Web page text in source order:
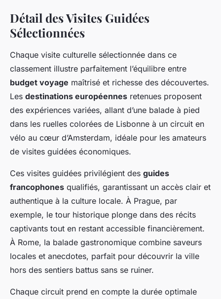
Détail des Visites Guidées
Sélectionnées
Chaque visite culturelle sélectionnée dans ce
classement illustre parfaitement l’équilibre entre
budget voyage maîtrisé et richesse des découvertes.
Les destinations européennes retenues proposent
des expériences variées, allant d’une balade à pied
dans les ruelles colorées de Lisbonne à un circuit en
vélo au cœur d’Amsterdam, idéale pour les amateurs
de visites guidées économiques.
Ces visites guidées privilégient des guides
francophones qualifiés, garantissant un accès clair et
authentique à la culture locale. À Prague, par
exemple, le tour historique plonge dans des récits
captivants tout en restant accessible financièrement.
À Rome, la balade gastronomique combine saveurs
locales et anecdotes, parfait pour découvrir la ville
hors des sentiers battus sans se ruiner.
Chaque circuit prend en compte la durée optimale